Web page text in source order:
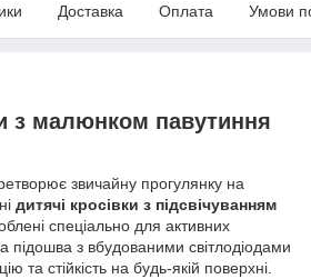
Доставка Оплата Умови
з малюнком павутиння
звичайну прогулянку на
дитячі кросівки з підсвічуванням
спеціально для активних
підошва з вбудованими світлодіодами
та стійкість на будь-якій поверхні.